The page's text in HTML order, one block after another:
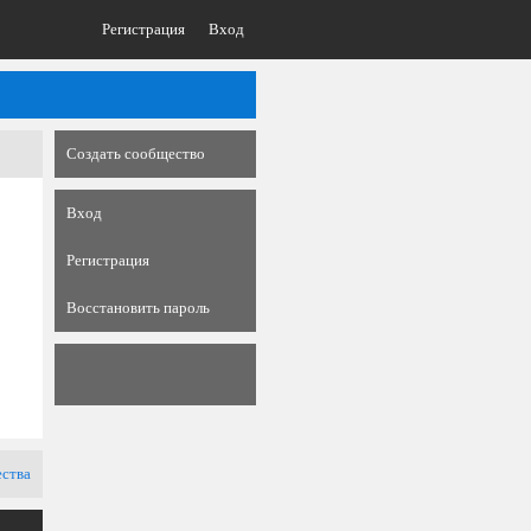
Регистрация Вход
Создать сообщество
Вход
Регистрация
Восстановить пароль